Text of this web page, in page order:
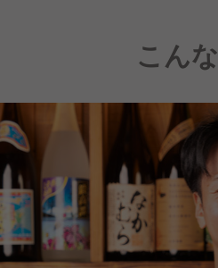
こん